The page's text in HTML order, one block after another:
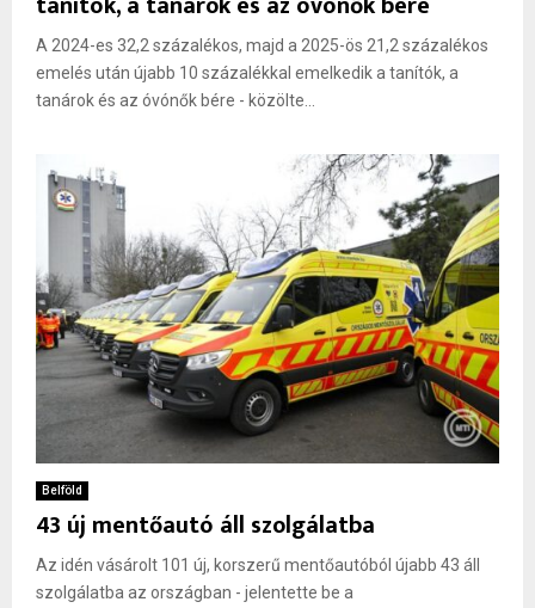
A 2024-es 32,2 százalékos, majd a 2025-ös 21,2 százalékos
emelés után újabb 10 százalékkal emelkedik a tanítók, a
tanárok és az óvónők bére - közölte...
Belföld
43 új mentőautó áll szolgálatba
Az idén vásárolt 101 új, korszerű mentőautóból újabb 43 áll
szolgálatba az országban - jelentette be a